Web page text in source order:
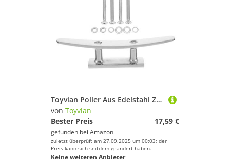
Toyvian Poller Aus Edelstahl Zubehör Für Angelboote Marine Klampe Kajak-klampenersatz Festmacherboote Bootsstätte Bootsklampen Seilspalte Für Meeresqualität Seilklampe Silber Edelstahl 316
von Toyvian
Bester Preis
17,59 €
gefunden bei Amazon
zuletzt überprüft am 27.09.2025 um 00:03; der
Preis kann sich seitdem geändert haben.
Keine weiteren Anbieter